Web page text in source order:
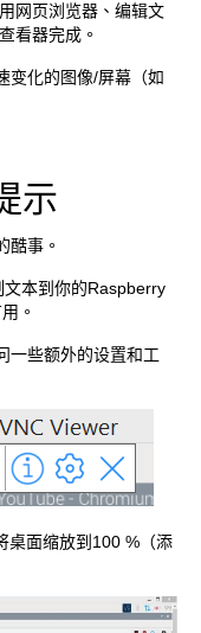
网页浏览器、编辑文
看器完成。
变化的图像/屏幕（如
示
酷事。
本到你的Raspberry
。
一些额外的设置和工
桌面缩放到100 %（添